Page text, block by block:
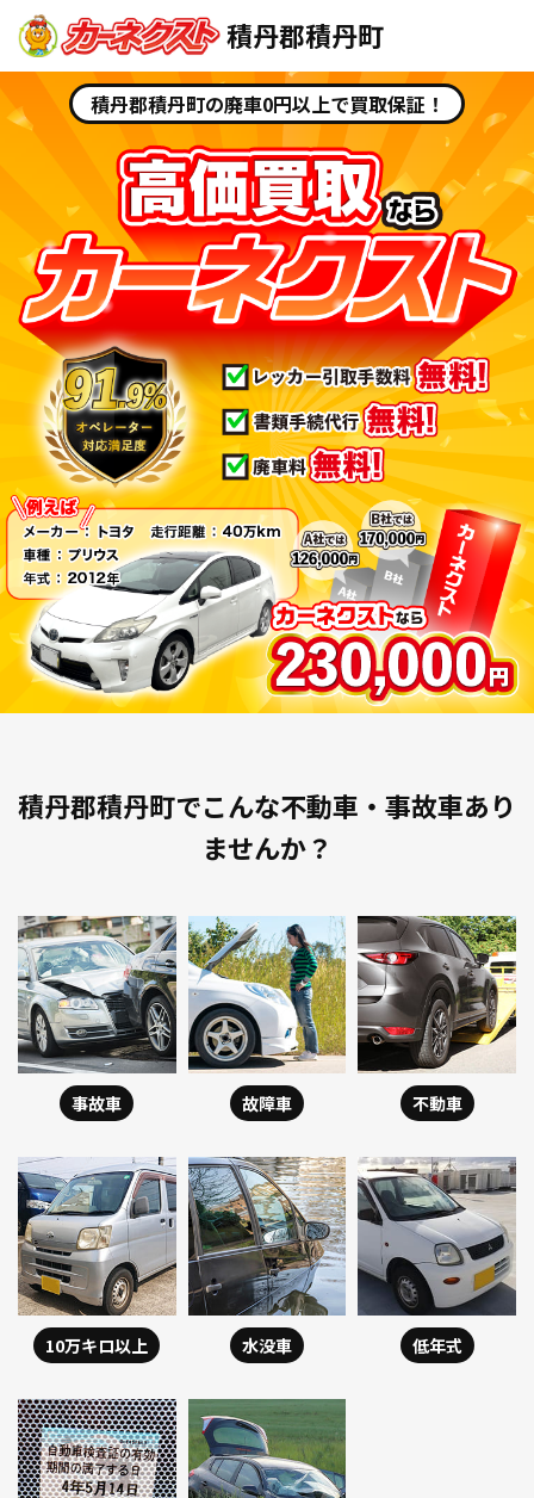
積丹郡積丹町
積丹郡積丹町の廃車0円以上で買取保証！
積丹郡積丹町でこんな不動車・事故車あり
ませんか？
事故車 故障車 不動車
10万キロ以上 水没車 低年式